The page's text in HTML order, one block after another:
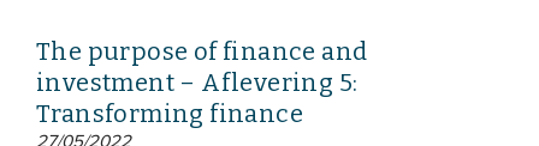
The purpose of finance and
investment – Aflevering 5:
Transforming finance
27/05/2022